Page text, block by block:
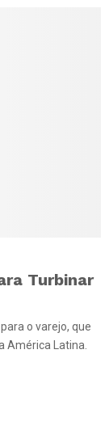
Turbinar
o varejo, que
América Latina.